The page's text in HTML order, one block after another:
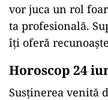
vor juca un rol
ta profesională.
îți oferă
Horoscop 24
Susținerea venită